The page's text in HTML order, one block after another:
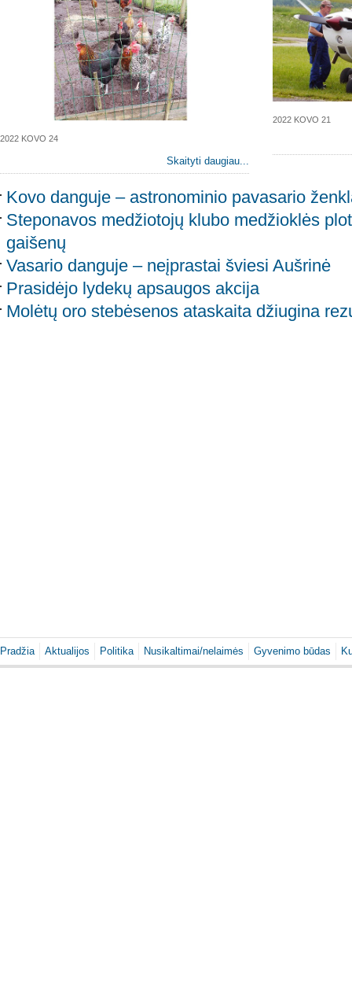
2022 KOVO 24
Skaityti daugiau...
2022 KOVO 21
Kovo danguje – astronominio pavasario
Steponavos medžiotojų klubo medžioklės
gaišenų
Vasario danguje – neįprastai šviesi Aušrinė
Prasidėjo lydekų apsaugos akcija
Molėtų oro stebėsenos ataskaita džiugina
Pradžia Aktualijos Politika Nusikaltimai/nelaimės Gyvenimo būdas